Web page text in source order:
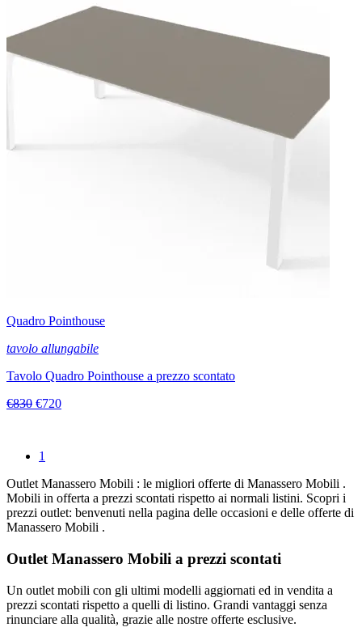
Quadro Pointhouse
tavolo allungabile
Tavolo Quadro Pointhouse a prezzo scontato
€830 €720
1
Outlet Manassero Mobili : le migliori offerte di Manassero Mobili .
Mobili in offerta a prezzi scontati rispetto ai normali listini. Scopri i
prezzi outlet: benvenuti nella pagina delle occasioni e delle offerte di
Manassero Mobili .
Outlet Manassero Mobili a prezzi scontati
Un outlet mobili con gli ultimi modelli aggiornati ed in vendita a
prezzi scontati rispetto a quelli di listino. Grandi vantaggi senza
rinunciare alla qualità, grazie alle nostre offerte esclusive.